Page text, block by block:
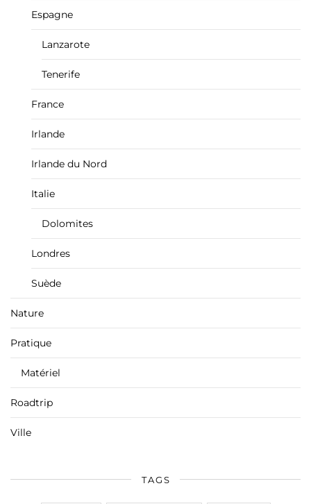
Espagne
Lanzarote
Tenerife
France
Irlande
Irlande du Nord
Italie
Dolomites
Londres
Suède
Nature
Pratique
Matériel
Roadtrip
Ville
TAGS